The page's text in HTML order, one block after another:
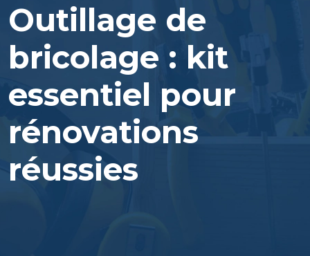
Outillage de
bricolage : kit
essentiel pour
rénovations
réussies